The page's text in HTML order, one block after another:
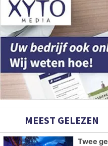
MEEST GELEZEN
Twee